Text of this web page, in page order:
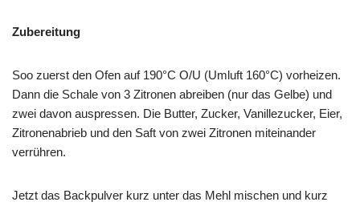
Zubereitung
Soo zuerst den Ofen auf 190°C O/U (Umluft 160°C) vorheizen.
Dann die Schale von 3 Zitronen abreiben (nur das Gelbe) und
zwei davon auspressen. Die Butter, Zucker, Vanillezucker, Eier,
Zitronenabrieb und den Saft von zwei Zitronen miteinander
verrühren.
Jetzt das Backpulver kurz unter das Mehl mischen und kurz